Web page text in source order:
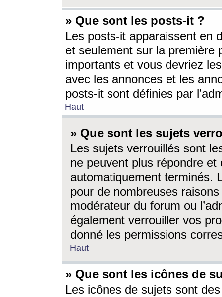
» Que sont les posts-it ?
Les posts-it apparaissent en
et seulement sur la première
importants et vous devriez
avec les annonces et les
posts-it sont définies par
Haut
» Que sont les sujets
Les sujets verrouillés sont
ne peuvent plus répondre
automatiquement terminés.
pour de nombreuses
modérateur du forum ou
également verrouiller vos
donné les permissions
Haut
» Que sont les icônes de
Les icônes de sujets sont